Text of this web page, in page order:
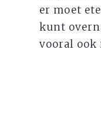
er moet
kunt
vooral ook